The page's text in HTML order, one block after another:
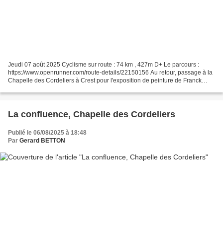
Jeudi 07 août 2025 Cyclisme sur route : 74 km , 427m D+ Le parcours :
https://www.openrunner.com/route-details/22150156 Au retour, passage à la
Chapelle des Cordeliers à Crest pour l'exposition de peinture de Franck
La confluence, Chapelle des Cordeliers
Publié le 06/08/2025 à 18:48
Par Gerard BETTON